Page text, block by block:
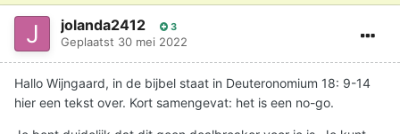
jolanda2412 3
Geplaatst 30 mei 2022
Hallo Wijngaard, in de bijbel staat in Deuteronomium 18: 9-14
hier een tekst over. Kort samengevat: het is een no-go.